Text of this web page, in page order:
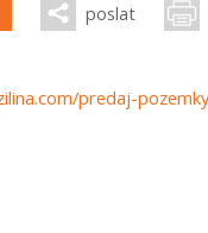
poslat